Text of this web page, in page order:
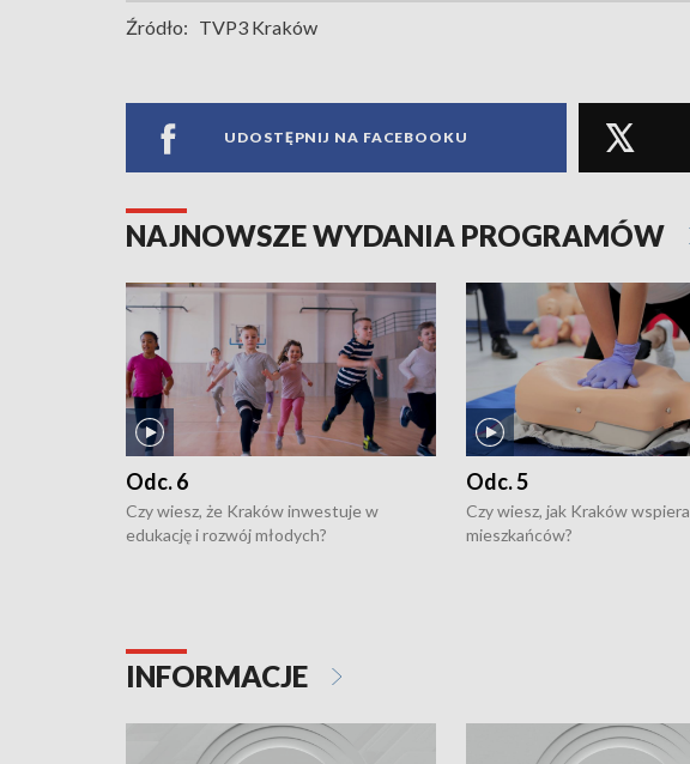
Źródło: TVP3 Kraków
UDOSTĘPNIJ NA FACEBOOKU
NAJNOWSZE WYDANIA PROGRAMÓW
Odc. 6
Czy wiesz, że Kraków inwestuje w
edukację i rozwój młodych?
Odc. 5
Czy wiesz, jak Kraków
mieszkańców?
INFORMACJE